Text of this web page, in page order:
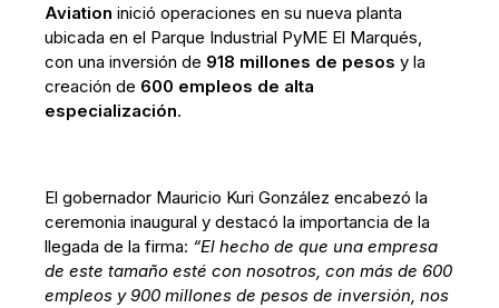
Aviation inició operaciones en su nueva planta
ubicada en el Parque Industrial PyME El Marqués,
con una inversión de 918 millones de pesos y la
creación de 600 empleos de alta
especialización.
El gobernador Mauricio Kuri González encabezó la
ceremonia inaugural y destacó la importancia de la
llegada de la firma: “El hecho de que una empresa
de este tamaño esté con nosotros, con más de 600
empleos y 900 millones de pesos de inversión, nos